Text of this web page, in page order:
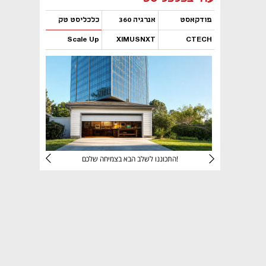
פודקאסט אנרגיה 360 כלכליסט טק
CTECH
XIMUSNXT
Scale Up
נפתח בכרטיסייה חדשה
התכוננו לשלב הבא בצמיחה שלכם!
נפתח בכרטיסייה חדשה